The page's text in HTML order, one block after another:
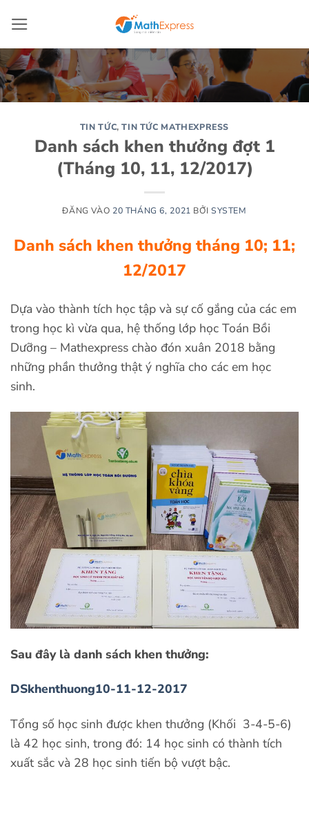
qua
nội
dung
TIN TỨC,TIN TỨC MATHEXPRESS
Danh sách khen thưởng đợt 1
(Tháng 10, 11, 12/2017)
ĐĂNG VÀO 20 THÁNG 6, 2021 BỞI SYSTEM
Danh sách khen thưởng tháng 10; 11;
12/2017
Dựa vào thành tích học tập và sự cố gắng của các em
trong học kì vừa qua, hệ thống lớp học Toán Bồi
Dưỡng – Mathexpress chào đón xuân 2018 bằng
những phần thưởng thật ý nghĩa cho các em học
sinh.
Sau đây là danh sách khen thưởng:
DSkhenthuong10-11-12-2017
Tổng số học sinh được khen thưởng (Khối 3-4-5-6)
là 42 học sinh, trong đó: 14 học sinh có thành tích
xuất sắc và 28 học sinh tiến bộ vượt bậc.